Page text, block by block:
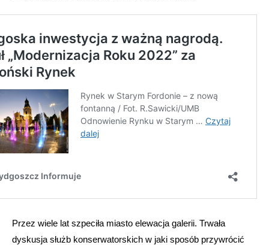
Przez wiele lat szpeciła miasto elewacja galerii. Trwała
dyskusja służb konserwatorskich w jaki sposób przywrócić